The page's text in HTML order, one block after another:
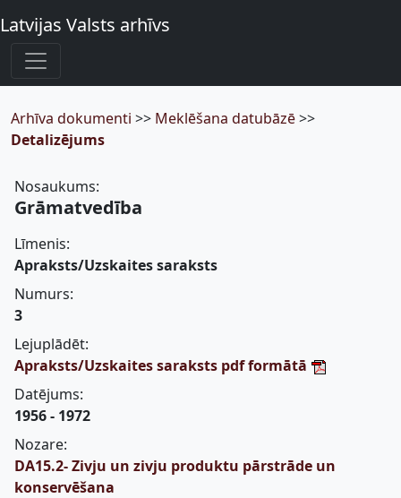
Latvijas Valsts arhīvs
Arhīva dokumenti >> Meklēšana datubāzē>>
Detalizējums
Nosaukums:
Grāmatvedība
Līmenis:
Apraksts/Uzskaites saraksts
Numurs:
3
Lejuplādēt:
Apraksts/Uzskaites saraksts pdf formātā
Datējums:
1956 - 1972
Nozare:
DA15.2- Zivju un zivju produktu pārstrāde un
konservēšana